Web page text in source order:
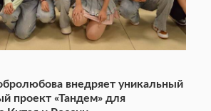
внедряет уникальный
проект «Тандем» для